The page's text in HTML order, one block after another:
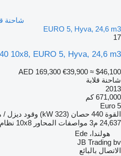
EURO 5, Hyva, 24,6 m3
17
10x8, EURO 5, Hyva, 24,6 m3
AED 169,300 €39,900 ≈ $46,100
شاحنة قلابة
2013
671,000 كم
Euro 5
القوة 440 حصان (323 kW) وقود ديزل /
24,637 م3
مواصفات المحاور 10x8
هولندا، Ede
JB Trading bv
الاتصال بالبائع